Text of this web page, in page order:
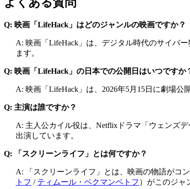
Q: 映画「LifeHack」はどのジャンルの映画ですか？
A: 映画「LifeHack」は、デジタル時代のサイバ
ます。
Q: 映画「LifeHack」の日本での公開日はいつですか
A: 映画「LifeHack」は、2026年5月15日に劇場公
Q: 主演は誰ですか？
A: 主人公カイル役は、Netflixドラマ「ウェンズ
出演しています。
Q: 「スクリーンライフ」とは何ですか？
A: 「スクリーンライフ」とは、映画の物語がコ
トフ / ティムール・ベクマンベトフ ） がこのジャ